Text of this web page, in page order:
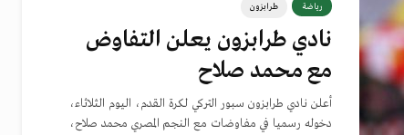
رياضة طرابزون
نادي طرابزون يعلن التفاوض
مع محمد صلاح
أعلن نادي طرابزون سبور التركي لكرة القدم، اليوم الثلاثاء،
دخوله رسميا في مفاوضات مع النجم المصري محمد صلاح،